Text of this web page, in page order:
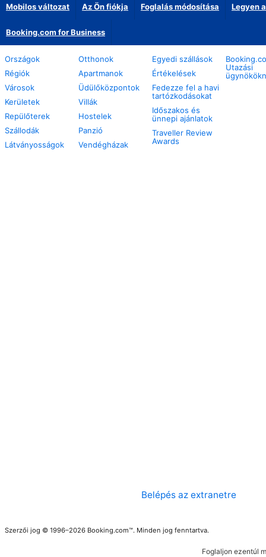
Mobilos változat Az Ön fiókja Foglalás módosítása Legyen
Booking.com for Business
Országok
Régiók
Városok
Kerületek
Repülőterek
Szállodák
Látványosságok
Otthonok
Apartmanok
Üdülőközpontok
Villák
Hostelek
Panzió
Vendégházak
Egyedi szállások
Értékelések
Fedezze fel a havi
tartózkodásokat
Időszakos és
ünnepi ajánlatok
Traveller Review
Awards
Utazási
Belépés az extranetre
Szerzői jog © 1996–2026 Booking.com™. Minden jog fenntartva.
Foglaljon ezentúl